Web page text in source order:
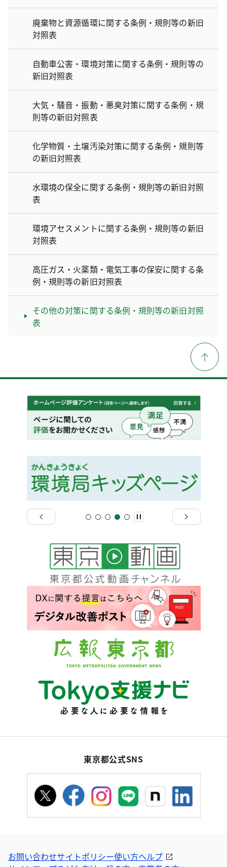
廃棄物と資源循環に関する条例・規則等の新旧
対照表
自動車公害・環境対策に関する条例・規則等の
新旧対照表
大気・騒音・振動・悪臭対策に関する条例・規
則等の新旧対照表
化学物質・土壌汚染対策に関する条例・規則等
の新旧対照表
水環境の保全に関する条例・規則等の新旧対照
表
環境アセスメントに関する条例・規則等の新旧
対照表
高圧ガス・火薬類・電気工事の保安に関する条
例・規則等の新旧対照表
その他の対策に関する条例・規則等の新旧対照
表
東京都公式SNS
お問い合わせサイトポリシー使い方ヘルプ